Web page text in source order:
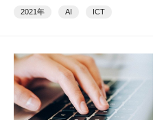
報 ２０２２年に向けた準
2021年 AI ICT